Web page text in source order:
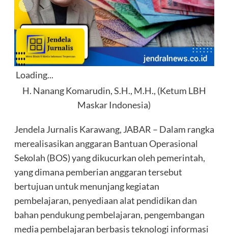
Loading...
H. Nanang Komarudin, S.H., M.H., (Ketum LBH
Maskar Indonesia)
Jendela Jurnalis Karawang, JABAR – Dalam rangka
merealisasikan anggaran Bantuan Operasional
Sekolah (BOS) yang dikucurkan oleh pemerintah,
yang dimana pemberian anggaran tersebut
bertujuan untuk menunjang kegiatan
pembelajaran, penyediaan alat pendidikan dan
bahan pendukung pembelajaran, pengembangan
media pembelajaran berbasis teknologi informasi